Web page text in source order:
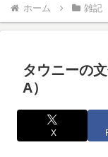
ホーム 雑記
タウニーの
A）
X